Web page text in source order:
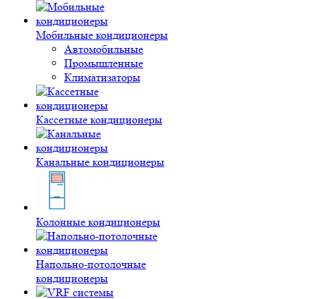
Мобильные кондиционеры
Автомобильные
Промышленные
Климатизаторы
Кассетные кондиционеры
Канальные кондиционеры
Колонные кондиционеры
Напольно-потолочные
кондиционеры